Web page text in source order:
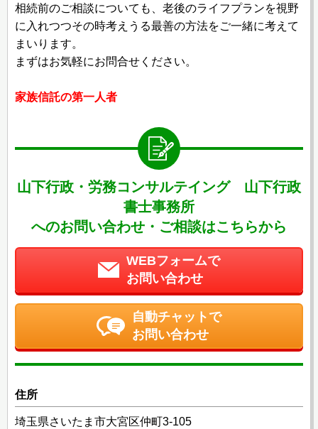
相続前のご相談についても、老後のライフプランを視野
に入れつつその時考えうる最善の方法をご一緒に考えて
まいります。
まずはお気軽にお問合せください。
家族信託の第一人者
山下行政・労務コンサルテイング 山下行政
書士事務所
へのお問い合わせ・ご相談はこちらから
WEBフォームで
お問い合わせ
自動チャットで
お問い合わせ
住所
埼玉県さいたま市大宮区仲町3-105